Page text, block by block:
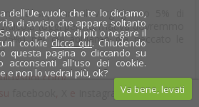
a superare il vergognoso 5% di
(oggi per normativa dovremmo
per cui abbiamo già beccato le
Zero Waste (Rifiuti Zero):
x
Instagram
dell'Ue vuole che te lo diciamo,
di avviso che appare soltanto
vuoi saperne di più o negare il
cookie clicca qui. Chiudendo
questa pagina o cliccando su
acconsenti all'uso dei cookie.
e non lo vedrai più, ok?
Va bene, levati